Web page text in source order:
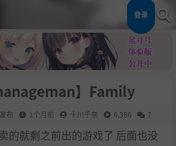
登录
】Family
布 1个月前 十川千奈 6,386 7
的就剩之前出的游戏了 后面也没